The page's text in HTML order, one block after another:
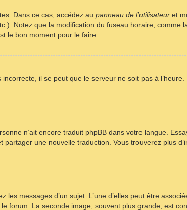
Dans ce cas, accédez au panneau de l’utilisateur et
Notez que la modification du fuseau horaire, comme
le bon moment pour le faire.
il se peut que le serveur ne soit pas à
n’ait encore traduit phpBB dans votre langue.
une nouvelle traduction. Vous trouverez plus
messages d’un sujet. L’une d’elles peut être
forum. La seconde image, souvent plus grande, est